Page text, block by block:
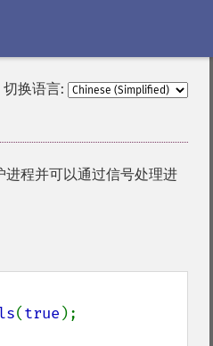
切换语言:
程并可以通过信号处理进
(true );